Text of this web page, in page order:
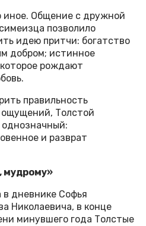
иное. Общение с дружной
позволило
идею притчи: богатство
добром; истинное
которое рождают
правильность
Толстой
и разврат
мудрому»
в дневнике Софья
Николаевича, в конце
минувшего года Толстые